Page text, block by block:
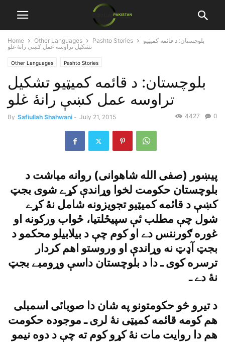
Home Other Languages Pashto Stories
بلوچستان: د قائمه کميټيو
تشکيل تراوسه عمل کښې رانۀ غلو
Other Languages Pashto Stories
بلوچستان: د قائمه کميټيو تشکيل
تراوسه عمل کښې رانۀ غلو
By Safiullah Shahwani - July 21, 2015 0
4427
پيښور (صفى الله شاهوانى) روانه مياشت د
بلوچستان حکومت لخوا وړاندې کړے شوى بجټ
کښې د قائمه کميټيو تجويزونه شامل نۀ کړے
شول چې مطلب ئې سپيځلتيا، ځواب ورکونه او
غوره ګورننس دے او کوم چې د بيلابيلو محکمو د
بجټ آډټ نه وړاندې او وروستو اهم کردار
ترسره کوى ـ دا د بلوچستان داسې وړومبے بجټ
نۀ دے ـ
د تيرو څو حکومتونو په شان دا صوبائى اسمبلى
هم کومه قائمه کميټى نۀ لرى ـ موجوده حکومت
هم دا روايت مات نۀ کړو کوم ته چې د دوه نيمو